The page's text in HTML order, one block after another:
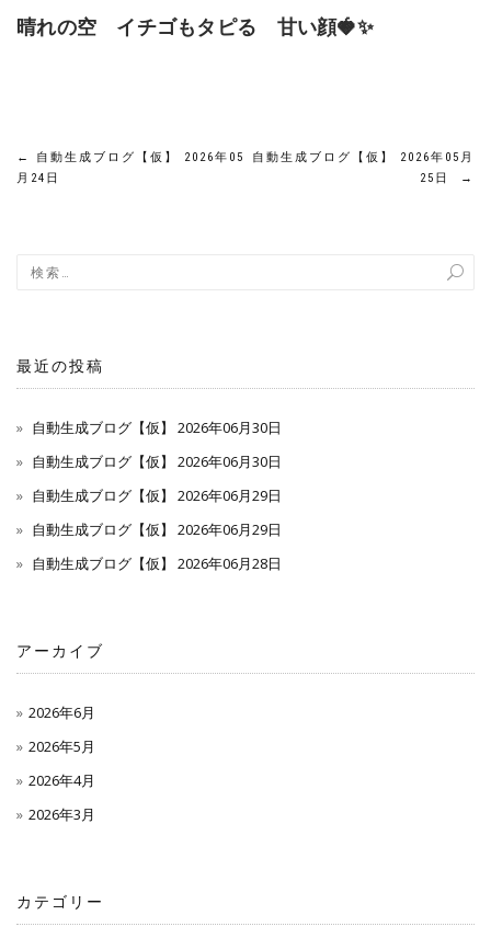
晴れの空 イチゴもタピる 甘い顔🍓✨
投
ナ
ゲ
ー
シ
ョ
ン
←
自動生成ブログ【仮】 2026年05
月24日
自動生成ブログ【仮】 2026年05月
25日
→
最近の投稿
自動生成ブログ【仮】 2026年06月30日
自動生成ブログ【仮】 2026年06月30日
自動生成ブログ【仮】 2026年06月29日
自動生成ブログ【仮】 2026年06月29日
自動生成ブログ【仮】 2026年06月28日
アーカイブ
2026年6月
2026年5月
2026年4月
2026年3月
カテゴリー